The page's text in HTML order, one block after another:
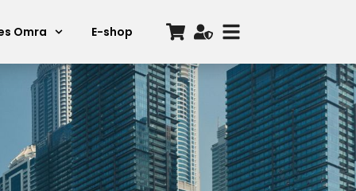
Omra E-shop